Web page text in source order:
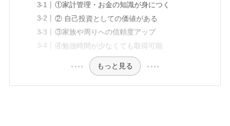
①家計管理・お金の知識が身につく
② 自己投資としての価値がある
③家族や周りへの信頼度アップ
④勉強時間が少なくても取得可能
もっと見る